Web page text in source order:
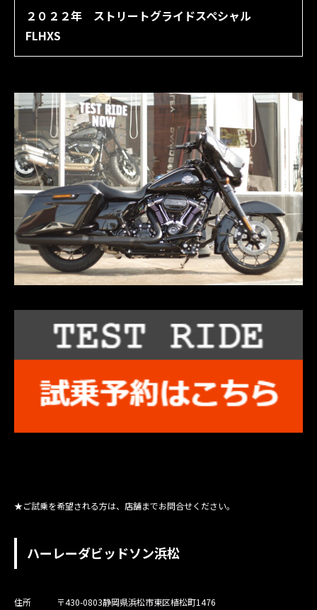
２０２２年 ストリートグライドスペシャル
FLHXS
★ご試乗を希望される方は、店舗までお問合せください。
ハーレーダビッドソン浜松
住所 〒430-0803静岡県浜松市東区植松町1476